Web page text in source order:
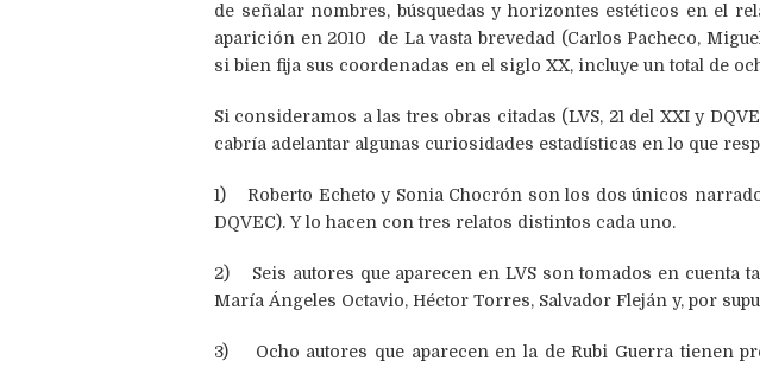
de señalar nombres, búsquedas y horizontes estéticos en el
aparición en 2010 de La vasta brevedad (Carlos Pacheco,
si bien fija sus coordenadas en el siglo XX, incluye un total de
Si consideramos a las tres obras citadas (LVS, 21 del XXI y
cabría adelantar algunas curiosidades estadísticas en lo que
1) Roberto Echeto y Sonia Chocrón son los dos únicos
DQVEC). Y lo hacen con tres relatos distintos cada uno.
2) Seis autores que aparecen en LVS son tomados en cuenta
María Ángeles Octavio, Héctor Torres, Salvador Fleján y, por
3) Ocho autores que aparecen en la de Rubi Guerra tienen